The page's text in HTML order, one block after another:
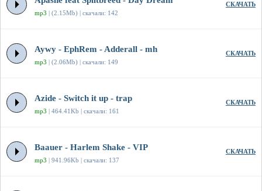
mp3 | (2.15Mb) | скачали: 142
СКАЧАТЬ
Aywy - EphRem - Adderall - mh
mp3 | (2.06Mb) | скачали: 149
СКАЧАТЬ
Azide - Switch it up - trap
mp3 | 464.41Kb | скачали: 161
СКАЧАТЬ
Baauer - Harlem Shake - VIP
mp3 | 941.96Kb | скачали: 137
СКАЧАТЬ